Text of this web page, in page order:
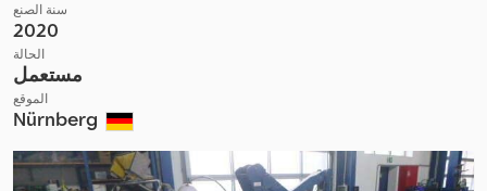
سنة الصنع
2020
الحالة
مستعمل
الموقع
Nürnberg